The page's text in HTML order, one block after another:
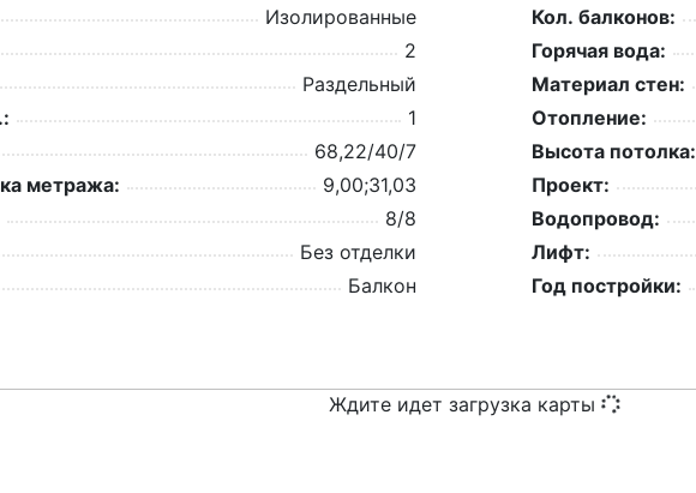
Изолированные
2
Раздельный
1
68,22/40/7
метража:
9,00;31,03
8/8
Без отделки
Балкон
Кол. балконов:
Горячая вода:
Материал стен:
Отопление:
Высота потолка:
Проект:
Водопровод:
Лифт:
Год постройки:
Ждите идет загрузка карты